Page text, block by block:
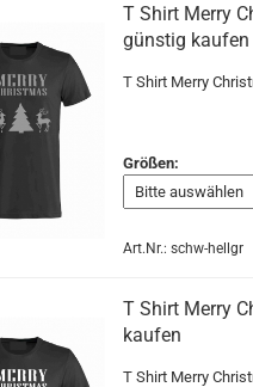
T Shirt Merry
günstig kaufen
T Shirt Merry
Größen:
Art.Nr.: schw-hellgr
T Shirt Merry
kaufen
T Shirt Merry